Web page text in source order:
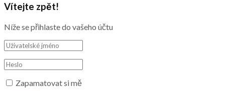
Vítejte zpět!
Níže se přihlaste do vašeho účtu
Zapamatovat si mě